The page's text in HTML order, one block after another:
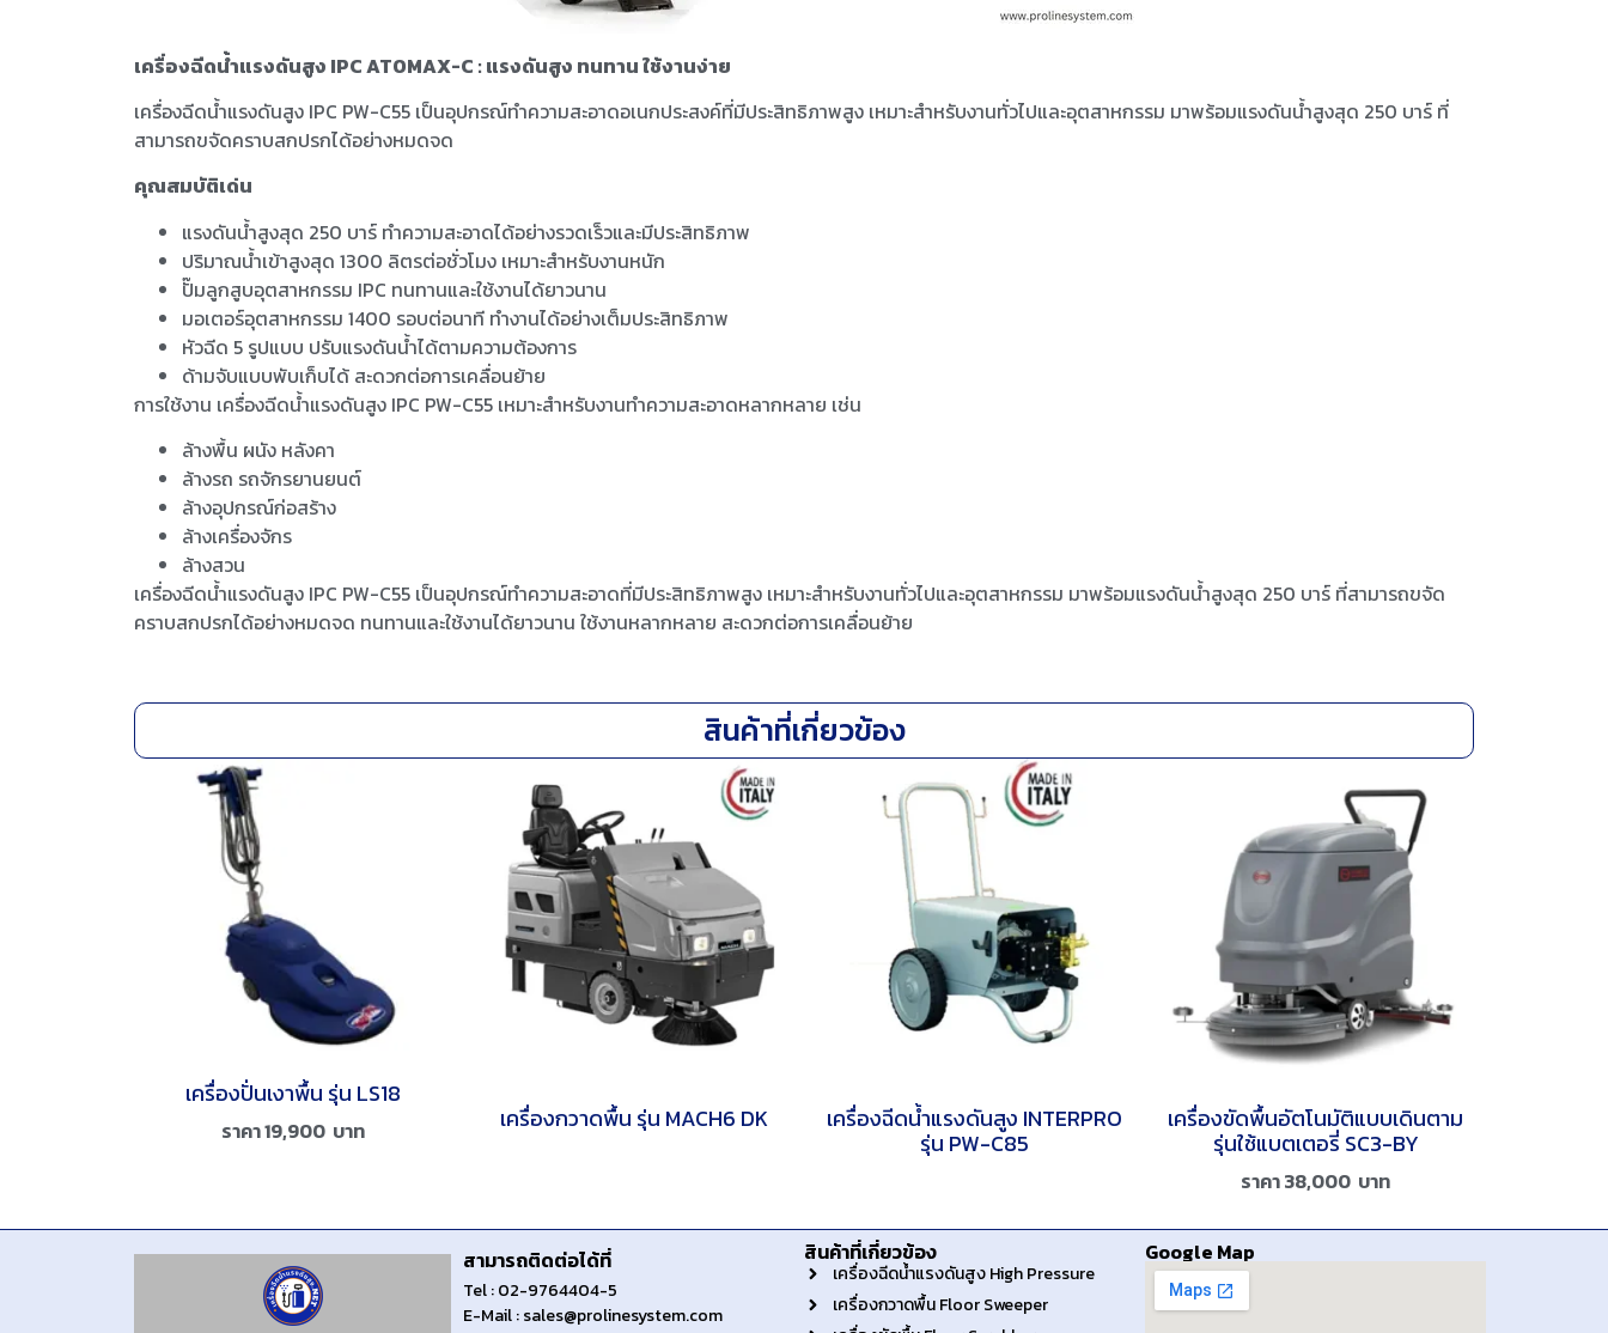
เครื่องฉีดน้ำแรงดันสูง IPC ATOMAX-C : แรงดันสูง ทนทาน ใช้งานง่าย
เครื่องฉีดน้ำแรงดันสูง IPC PW-C55 เป็นอุปกรณ์ทำความสะอาดอเนกประสงค์ที่มีประสิทธิภาพสูง เหมาะสำหรับงานทั่วไปและอุตสาหกรรม มาพร้อมแรงดันน้ำสูงสุด 250 บาร์ ที่
สามารถขจัดคราบสกปรกได้อย่างหมดจด
คุณสมบัติเด่น
แรงดันน้ำสูงสุด 250 บาร์ ทำความสะอาดได้อย่างรวดเร็วและมีประสิทธิภาพ
ปริมาณน้ำเข้าสูงสุด 1300 ลิตรต่อชั่วโมง เหมาะสำหรับงานหนัก
ปั๊มลูกสูบอุตสาหกรรม IPC ทนทานและใช้งานได้ยาวนาน
มอเตอร์อุตสาหกรรม 1400 รอบต่อนาที ทำงานได้อย่างเต็มประสิทธิภาพ
หัวฉีด 5 รูปแบบ ปรับแรงดันน้ำได้ตามความต้องการ
ด้ามจับแบบพับเก็บได้ สะดวกต่อการเคลื่อนย้าย
การใช้งาน เครื่องฉีดน้ำแรงดันสูง IPC PW-C55 เหมาะสำหรับงานทำความสะอาดหลากหลาย เช่น
ล้างพื้น ผนัง หลังคา
ล้างรถ รถจักรยานยนต์
ล้างอุปกรณ์ก่อสร้าง
ล้างเครื่องจักร
ล้างสวน
เครื่องฉีดน้ำแรงดันสูง IPC PW-C55 เป็นอุปกรณ์ทำความสะอาดที่มีประสิทธิภาพสูง เหมาะสำหรับงานทั่วไปและอุตสาหกรรม มาพร้อมแรงดันน้ำสูงสุด 250 บาร์ ที่สามารถขจัด
คราบสกปรกได้อย่างหมดจด ทนทานและใช้งานได้ยาวนาน ใช้งานหลากหลาย สะดวกต่อการเคลื่อนย้าย
สินค้าที่เกี่ยวข้อง
เครื่องปั่นเงาพื้น รุ่น LS18
ราคา19,900 บาท เครื่องกวาดพื้น รุ่น MACH6 DK เครื่องฉีดน้ำแรงดันสูง INTERPRO
รุ่น PW-C85
เครื่องขัดพื้นอัตโนมัติแบบเดินตาม
รุ่นใช้แบตเตอรี่ SC3-BY
ราคา38,000 บาท
สามารถติดต่อได้ที่
Tel : 02-9764404-5
E-Mail : sales@prolinesystem.com
สินค้าที่เกี่ยวข้อง
เครื่องฉีดน้ำแรงดันสูง High Pressure
เครื่องกวาดพื้น Floor Sweeper
Google Map